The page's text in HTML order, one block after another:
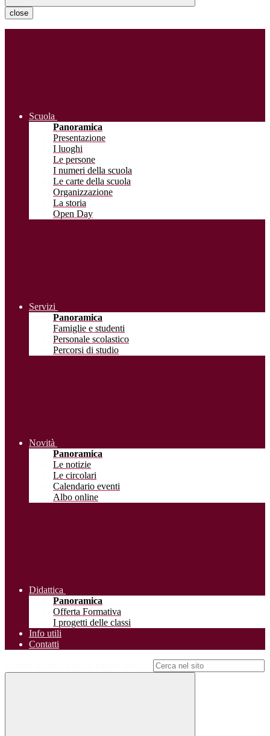
close
Scuola
Panoramica
Presentazione
I luoghi
Le persone
I numeri della scuola
Le carte della scuola
Organizzazione
La storia
Open Day
Servizi
Panoramica
Famiglie e studenti
Personale scolastico
Percorsi di studio
Novità
Panoramica
Le notizie
Le circolari
Calendario eventi
Albo online
Didattica
Panoramica
Offerta Formativa
I progetti delle classi
Info utili
Contatti